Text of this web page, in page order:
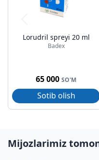
Lorudril spreyi 20 ml
Badex
65 000 SO'M
Sotib olish
Mijozlarimiz